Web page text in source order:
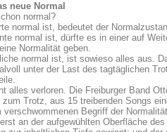
neue Normal
normal?
normal ist, bedeutet der
normal ist, dürfte es in einer auf
Normalität geben.
normal ist, ist sowieso alles aus.
unter der Last des tagtäglichen
alles verloren. Die Freiburger Band
zum Trotz, aus 15 treibenden Songs
verschwommenen Begriff der
an der aufgewühlten Oberfläche